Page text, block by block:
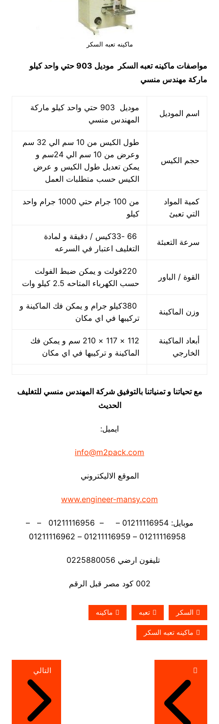
ماكينه تعبه السكر
مواصفات ماكينه تعبه السكر
موديل 903 حتي واحد كيلو
ماركة مهندس منسي
اسم الموديل
موديل 903 حتي واحد كيلو ماركة
المهندس منسي
حجم الكيس
طول الكيس من 10 سم الي 32 سم
وعرض من 10 سم الي 24سم و
يمكن تعديل طول الكيس و عرض
الكيس حسب متطلبات العمل
كمية المواد
التي تعبئ
من 100 جرام حتي 1000 جرام واحد
كيلو
سرعة التعبئة
66 -33كيس / دقيقة و لمادة
التغليف اعتبار في السرعه
القوة / الباور
220فولت و يمكن ضبط الفولت
حسب الكهرباء المتاحه 2.5 كيلو وات
وزن الماكينة
380كيلو جرام و يمكن فك الماكينة و
تركيبها في اي مكان
أبعاد الماكينة
الخارجي
112 × 117 × 210 سم و يمكن فك
الماكينة و تركيبها في اي مكان
مع تحياتنا و تمنياتنا بالتوفيق شركة المهندس منسي للتغليف
الحديث
ايميل:
info@m2pack.com
الموقع الاليكتروني
www.engineer-mansy.com
موبايل: 01211116954 – – 01211116956 – –
تليفون ارضي 0225880056
002 كود مصر قبل الرقم
السكر تعبه ماكينه
ماكينه تعبه السكر
تصفّح
المقالات
التالي